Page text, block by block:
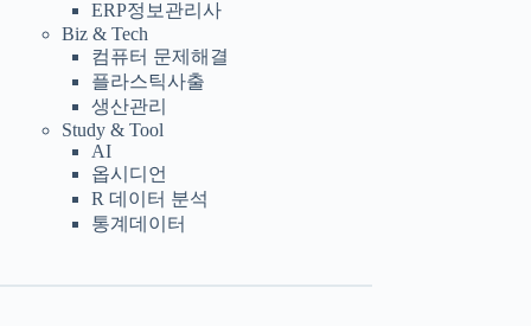
ERP정보관리사
Biz & Tech
컴퓨터 문제해결
플라스틱사출
생산관리
Study & Tool
AI
옵시디언
R 데이터 분석
통계데이터